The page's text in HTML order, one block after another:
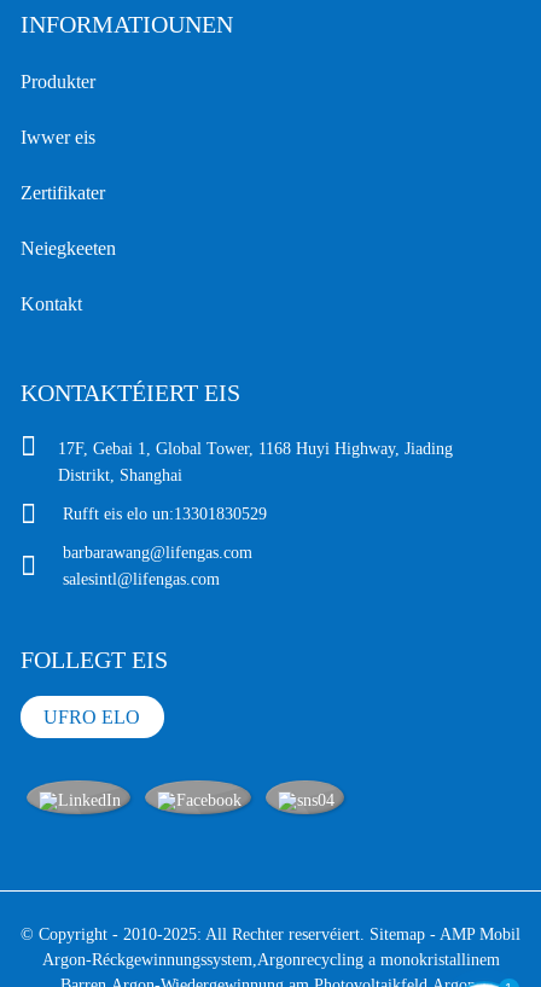
INFORMATIOUNEN
Produkter
Iwwer eis
Zertifikater
Neiegkeeten
Kontakt
KONTAKTÉIERT EIS
17F, Gebai 1, Global Tower, 1168 Huyi Highway, Jiading
Distrikt, Shanghai
Rufft eis elo un:13301830529
barbarawang@lifengas.com
salesintl@lifengas.com
FOLLEGT EIS
UFRO ELO
© Copyright - 2010-2025: All Rechter reservéiert. Sitemap - AMP Mobil
Argon-Réckgewinnungssystem,Argonrecycling a monokristallinem